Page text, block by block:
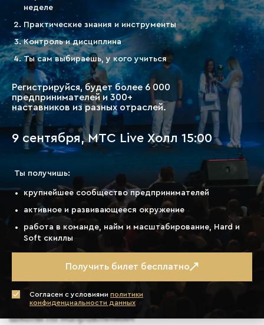
Как попасть на наставничество?
Как попасть в школу?
Присоединяйтеськ нашему
клубу!
Никогда не забывай этой истины: то, что ты
получаешь от жизни — это то, что ты жизни
даешь.
Ошо
Присоединиться к клубу
Школы по направлениям
неделе
Практические знания и инструменты
Контроль и дисциплина
Ты сам выбираешь, у кого учиться
Регистрируйся, будет более 6 000
предпринимателей и 300+
наставников из разных отраслей.
9 сентября, MTC Live Холл 15:00
Ты получишь:
крупнейшее сообщество предпринимателей
активное и развивающееся окружение
работа в команде, найм и масштабирование, Hard и
Soft скиллы
Получить билет бесплатно
Cогласен с условиями политики
конфиденциальности данных